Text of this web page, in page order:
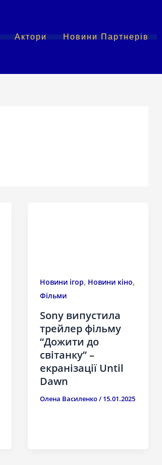
Актори Новини Партнерів
Новини ігор, Новини кіно,
Фільми
Sony випустила
трейлер фільму
“Дожити до
світанку” –
екранізації Until
Dawn
Олена Василенко/ 15.01.2025